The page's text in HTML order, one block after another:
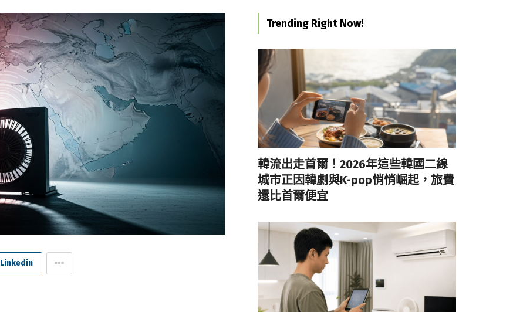
Linkedin
Trending Right Now!
韓流出走首爾！2026年這些韓國二線
城市正因韓劇與K-pop悄悄崛起，旅費
還比首爾便宜